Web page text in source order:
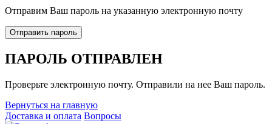
Отправим Ваш пароль на указанную электронную почту
Отправить пароль
ПАРОЛЬ ОТПРАВЛЕН
Проверьте электронную почту. Отправили на нее Ваш пароль.
Вернуться на главную
Доставка и оплата Вопросы